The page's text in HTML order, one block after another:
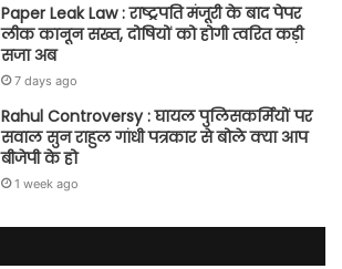
Paper Leak Law : राष्ट्रपति मंजूरी के बाद पेपर
लीक कानून सख्त, दोषियों को होगी त्वरित कड़ी
सजा अब
7 days ago
Rahul Controversy : घायल पुलिसकर्मियों पर
सवाल सुन राहुल गांधी पत्रकार से बोले क्या आप
बीजेपी के हो
1 week ago